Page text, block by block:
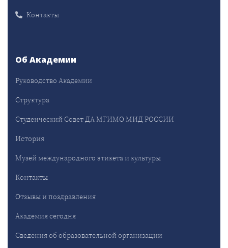
Контакты
Об Академии
Руководство Академии
Структура
Студенческий Совет ДА МГИМО МИД РОССИИ
История
Музей международного этикета и культуры
Контакты
Отзывы и поздравления
Академия сегодня
Сведения об образовательной организации